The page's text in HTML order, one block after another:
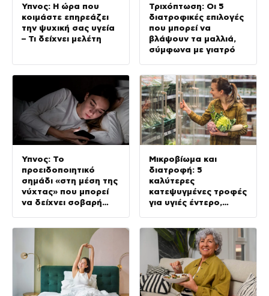
Ύπνος: Η ώρα που
κοιμάστε επηρεάζει
την ψυχική σας υγεία
– Τι δείχνει μελέτη
Τριχόπτωση: Οι 5
διατροφικές επιλογές
που μπορεί να
βλάψουν τα μαλλιά,
σύμφωνα με γιατρό
Ύπνος: Το
προειδοποιητικό
σημάδι «στη μέση της
νύχτας» που μπορεί
να δείχνει σοβαρή
Μικροβίωμα και
διατροφή: 5
καλύτερες
κατεψυγμένες τροφές
για υγιές έντερο,